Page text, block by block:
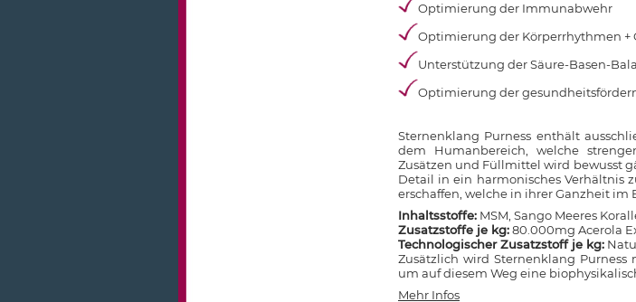
Optimierung der Immunabwehr
Optimierung der Körperrhythmen +
Unterstützung der Säure-Basen-
Optimierung der
Sternenklang Purness enthält
dem Humanbereich, welche
Zusätzen und Füllmittel wird bewusst
Detail in ein harmonisches Verhältnis
erschaffen, welche in ihrer Ganzheit
Inhaltsstoffe: MSM, Sango Meeres
Zusatzstoffe je kg:80.000mg Acerola
Technologischer Zusatzstoff je kg:
Zusätzlich wird Sternenklang Purness
um auf diesem Weg eine
Mehr Infos